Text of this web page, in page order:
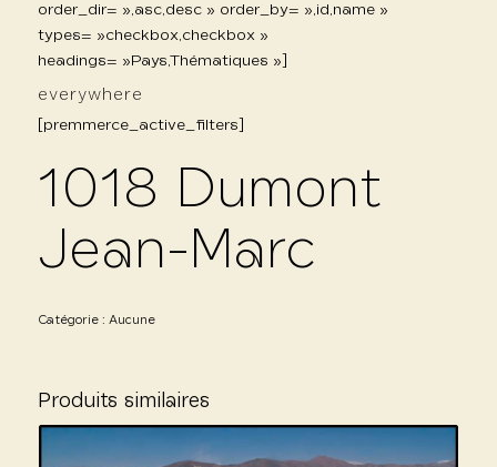
order_dir= »,asc,desc » order_by= »,id,name »
types= »checkbox,checkbox »
headings= »Pays,Thématiques »]
everywhere
[premmerce_active_filters]
1018 Dumont
Jean-Marc
Catégorie : Aucune
Produits similaires